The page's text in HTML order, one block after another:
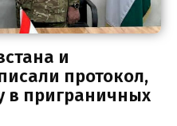
и
протокол,
в приграничных